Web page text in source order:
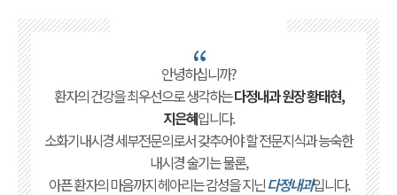
“
안녕하십니까?
환자의 건강을 최우선으로 생각하는다정내과 원장 황태현,
지은혜입니다.
소화기내시경 세부전문의로서 갖추어야 할 전문지식과 능숙한
내시경 술기는 물론,
아픈 환자의 마음까지 헤아리는 감성을 지닌다정내과입니다.